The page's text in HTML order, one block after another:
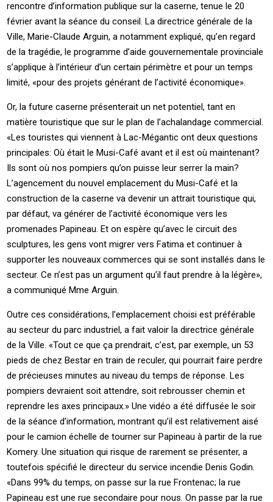
rencontre d’information publique sur la caserne, tenue le 20
février avant la séance du conseil. La directrice générale de la
Ville, Marie-Claude Arguin, a notamment expliqué, qu’en regard
de la tragédie, le programme d’aide gouvernementale provinciale
s’applique à l’intérieur d’un certain périmètre et pour un temps
limité, «pour des projets générant de l’activité économique».
Or, la future caserne présenterait un net potentiel, tant en
matière touristique que sur le plan de l’achalandage commercial.
«Les touristes qui viennent à Lac-Mégantic ont deux questions
principales: Où était le Musi-Café avant et il est où maintenant?
Ils sont où nos pompiers qu’on puisse leur serrer la main?
L’agencement du nouvel emplacement du Musi-Café et la
construction de la caserne va devenir un attrait touristique qui,
par défaut, va générer de l’activité économique vers les
promenades Papineau. Et on espère qu’avec le circuit des
sculptures, les gens vont migrer vers Fatima et continuer à
supporter les nouveaux commerces qui se sont installés dans le
secteur. Ce n’est pas un argument qu’il faut prendre à la légère»,
a communiqué Mme Arguin.
Outre ces considérations, l’emplacement choisi est préférable
au secteur du parc industriel, a fait valoir la directrice générale
de la Ville. «Tout ce que ça prendrait, c’est, par exemple, un 53
pieds de chez Bestar en train de reculer, qui pourrait faire perdre
de précieuses minutes au niveau du temps de réponse. Les
pompiers devraient soit attendre, soit rebrousser chemin et
reprendre les axes principaux.» Une vidéo a été diffusée le soir
de la séance d’information, montrant qu’il est relativement aisé
pour le camion échelle de tourner sur Papineau à partir de la rue
Komery. Une situation qui risque de rarement se présenter, a
toutefois spécifié le directeur du service incendie Denis Godin.
«Dans 99% du temps, on passe sur la rue Frontenac; la rue
Papineau est une rue secondaire pour nous. On passe par la rue